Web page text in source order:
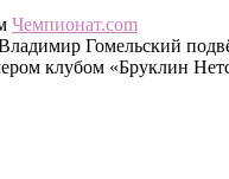
Чемпионат.com
Гомельский
клубом «Бруклин